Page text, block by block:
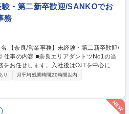
フト、ローラコンベヤなどの工場で使用
ンサートで使用されるステージリフト、
職種 大阪【ルート営
業界トップシェア/年休120日
験・第二新卒歓迎/SANKOでお
務
当
をお任せします。入社後はOJTを中心に先
を覚えていただきます！ 【具体的に
電話対応、PC入力業務に加えて文書や
ファイリング等の事務業務全般を幅広くお
1～2カ月間はOJTを中心に先輩社員のフォ
流れを習得いただきます。その後入社3～6
り
月平均残業時間20時間以内